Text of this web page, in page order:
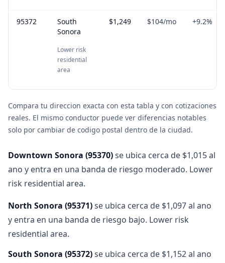
95372
South
Sonora
Lower risk
residential
area
$1,249 $104/mo +9.2%
Compara tu direccion exacta con esta tabla y con cotizaciones
reales. El mismo conductor puede ver diferencias notables
solo por cambiar de codigo postal dentro de la ciudad.
Downtown Sonora (95370)se ubica cerca de $1,015 al
ano y entra en una banda de riesgo moderado. Lower
risk residential area.
North Sonora (95371)se ubica cerca de $1,097 al ano
y entra en una banda de riesgo bajo. Lower risk
residential area.
South Sonora (95372)se ubica cerca de $1,152 al ano